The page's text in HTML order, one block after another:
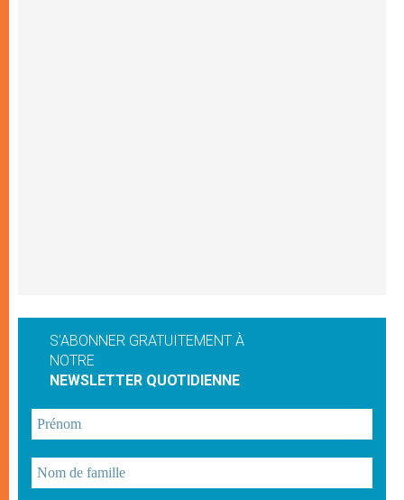
S'ABONNER GRATUITEMENT À
NOTRE
NEWSLETTER QUOTIDIENNE